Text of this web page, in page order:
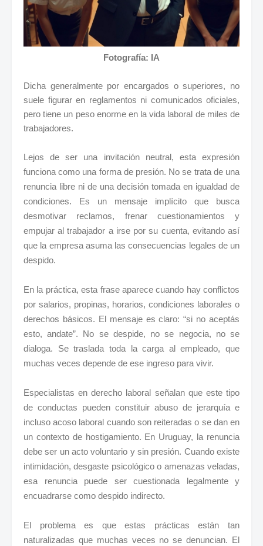
Fotografía: IA
Dicha generalmente por encargados o superiores, no
suele figurar en reglamentos ni comunicados oficiales,
pero tiene un peso enorme en la vida laboral de miles de
trabajadores.
Lejos de ser una invitación neutral, esta expresión
funciona como una forma de presión. No se trata de una
renuncia libre ni de una decisión tomada en igualdad de
condiciones. Es un mensaje implícito que busca
desmotivar reclamos, frenar cuestionamientos y
empujar al trabajador a irse por su cuenta, evitando así
que la empresa asuma las consecuencias legales de un
despido.
En la práctica, esta frase aparece cuando hay conflictos
por salarios, propinas, horarios, condiciones laborales o
derechos básicos. El mensaje es claro: “si no aceptás
esto, andate”. No se despide, no se negocia, no se
dialoga. Se traslada toda la carga al empleado, que
muchas veces depende de ese ingreso para vivir.
Especialistas en derecho laboral señalan que este tipo
de conductas pueden constituir abuso de jerarquía e
incluso acoso laboral cuando son reiteradas o se dan en
un contexto de hostigamiento. En Uruguay, la renuncia
debe ser un acto voluntario y sin presión. Cuando existe
intimidación, desgaste psicológico o amenazas veladas,
esa renuncia puede ser cuestionada legalmente y
encuadrarse como despido indirecto.
El problema es que estas prácticas están tan
naturalizadas que muchas veces no se denuncian. El